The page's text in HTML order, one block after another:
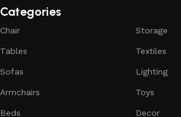
Categories
Chair
Tables
Sofas
Armchairs
Beds
Storage
Textiles
Lighting
Toys
Decor